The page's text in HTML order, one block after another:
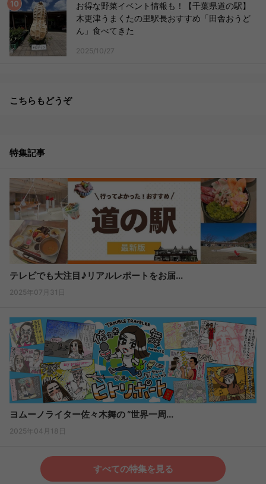
お得な野菜イベント情報も！【千葉県道の駅】
木更津うまくたの里駅長おすすめ「田舎おうど
ん」食べてきた
2025/10/27
こちらもどうぞ
特集記事
テレビでも大注目♪リアルレポートをお届...
2025年07月31日
ヨムーノライター佐々木舞の “世界一周...
2025年04月18日
すべての特集を見る